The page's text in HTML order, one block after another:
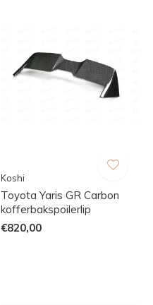
Koshi
Toyota Yaris GR Carbon
kofferbakspoilerlip
€820,00